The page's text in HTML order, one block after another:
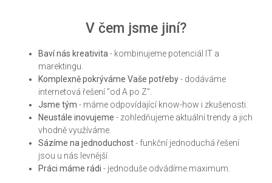
V čem jsme jiní?
Baví nás kreativita - kombinujeme potenciál IT a
marektingu.
Komplexně pokrýváme Vaše potřeby- dodáváme
internetová řešení "od A po Z".
Jsme tým - máme odpovídající know-how i zkušenosti.
Neustále inovujeme - zohledňujeme aktuální trendy a jich
vhodně využíváme.
Sázíme na jednoduchost- funkční jednoduchá řešení
jsou u nás levnější.
Práci máme rádi - jednoduše odvádíme maximum.